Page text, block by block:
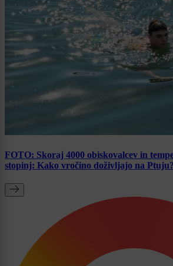
FOTO: Skoraj 4000 obiskovalcev in
stopinj: Kako vročino doživljajo na Ptuju?